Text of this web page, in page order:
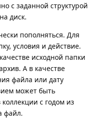
с заданной структурой
диск.
пополняться. Для
условия и действие.
исходной папки
А в качестве
файла или дату
может быть
с годом из
файл.